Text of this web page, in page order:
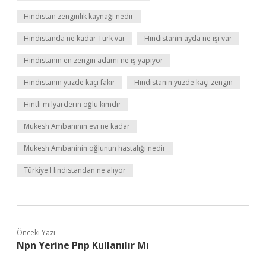
Hindistan zenginlik kaynağı nedir
Hindistanda ne kadar Türk var Hindistanın ayda ne işi var
Hindistanın en zengin adamı ne iş yapıyor
Hindistanın yüzde kaçı fakir Hindistanın yüzde kaçı zengin
Hintli milyarderin oğlu kimdir
Mukesh Ambaninin evi ne kadar
Mukesh Ambaninin oğlunun hastalığı nedir
Türkiye Hindistandan ne alıyor
Önceki Yazı
Npn Yerine Pnp Kullanılır Mı